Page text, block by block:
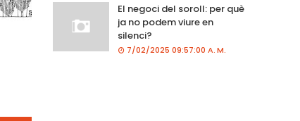
El negoci del soroll: per què
ja no podem viure en
silenci?
7/02/2025 09:57:00 A. M.